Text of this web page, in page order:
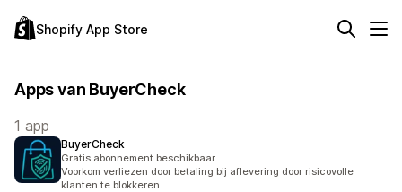
Shopify App Store
Apps van BuyerCheck
1 app
BuyerCheck
Gratis abonnement beschikbaar
Voorkom verliezen door betaling bij aflevering door risicovolle
klanten te blokkeren